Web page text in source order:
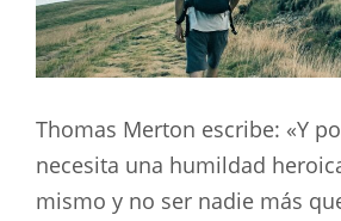
Thomas Merton escribe: «Y
necesita una humildad
mismo y no ser nadie más